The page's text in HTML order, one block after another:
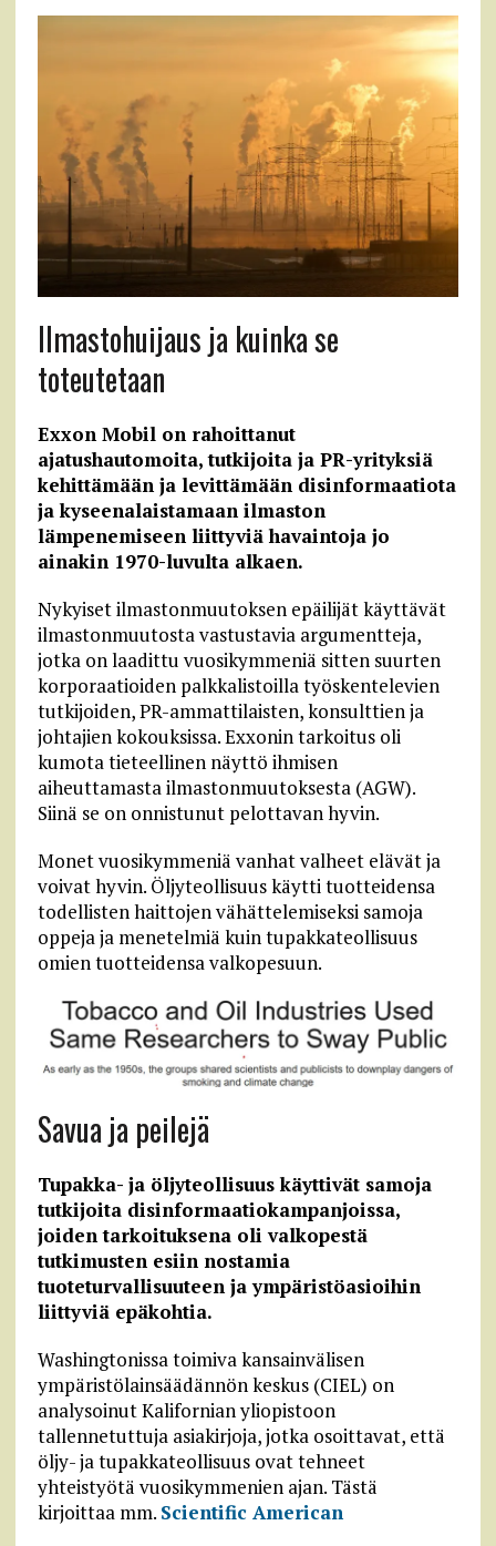
Ilmastohuijaus ja kuinka se
toteutetaan
Exxon Mobil on rahoittanut
ajatushautomoita, tutkijoita ja PR-yrityksiä
kehittämään ja levittämään disinformaatiota
ja kyseenalaistamaan ilmaston
lämpenemiseen liittyviä havaintoja jo
ainakin 1970-luvulta alkaen.
Nykyiset ilmastonmuutoksen epäilijät käyttävät
ilmastonmuutosta vastustavia argumentteja,
jotka on laadittu vuosikymmeniä sitten suurten
korporaatioiden palkkalistoilla työskentelevien
tutkijoiden, PR-ammattilaisten, konsulttien ja
johtajien kokouksissa. Exxonin tarkoitus oli
kumota tieteellinen näyttö ihmisen
aiheuttamasta ilmastonmuutoksesta (AGW).
Siinä se on onnistunut pelottavan hyvin.
Monet vuosikymmeniä vanhat valheet elävät ja
voivat hyvin. Öljyteollisuus käytti tuotteidensa
todellisten haittojen vähättelemiseksi samoja
oppeja ja menetelmiä kuin tupakkateollisuus
omien tuotteidensa valkopesuun.
Savua ja peilejä
Tupakka- ja öljyteollisuus käyttivät samoja
tutkijoita disinformaatiokampanjoissa,
joiden tarkoituksena oli valkopestä
tutkimusten esiin nostamia
tuoteturvallisuuteen ja ympäristöasioihin
liittyviä epäkohtia.
Washingtonissa toimiva kansainvälisen
ympäristölainsäädännön keskus (CIEL) on
analysoinut Kalifornian yliopistoon
tallennetuttuja asiakirjoja, jotka osoittavat, että
öljy- ja tupakkateollisuus ovat tehneet
yhteistyötä vuosikymmenien ajan. Tästä
kirjoittaa mm. Scientific American